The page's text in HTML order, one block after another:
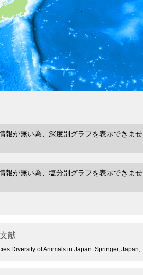
報が無い為、深度別グラフを表示できませ
報が無い為、塩分別グラフを表示できませ
献
Diversity of Animals in Japan. Springer, Japan,